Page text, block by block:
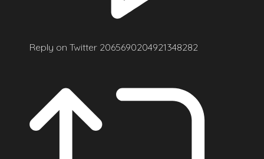
Reply on Twitter 2065690204921348282